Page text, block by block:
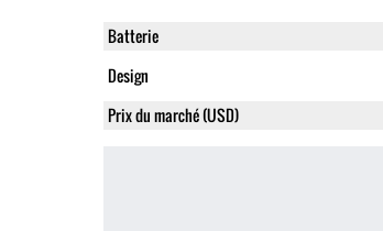
Batterie
Design
Prix du marché (USD)